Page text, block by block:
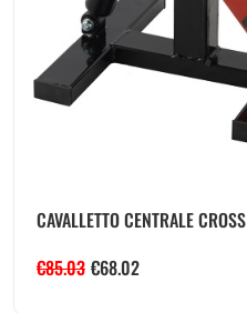
CAVALLETTO CENTRALE CROSS
€85.03 €68.02